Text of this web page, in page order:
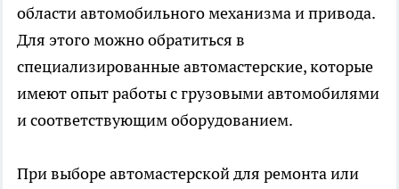
области автомобильного механизма и привода.
Для этого можно обратиться в
специализированные автомастерские, которые
имеют опыт работы с грузовыми автомобилями
и соответствующим оборудованием.
При выборе автомастерской для ремонта или